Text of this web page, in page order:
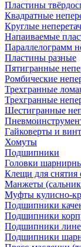
Пластины
Квадратные
Круглые
Напаиваемые
Параллелограмм
Пластины разные
Пятигранные
Ромбические
Трехгранные
Трехгранные
Шестигранные
Гайковерты и
Хомуты
Подшипники
Головки
Клещи для снятия
Манжеты
Муфты кулисно-
Подшипники
Подшипники
Подшипники
Подшипники